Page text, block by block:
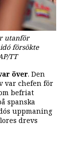
utanför
försökte
TT
över. Den
var chefen för
befriat
spanska
uppmaning
drevs